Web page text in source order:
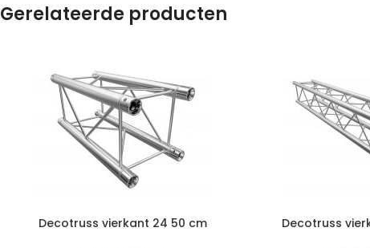
Gerelateerde producten
Decotruss vierkant 24 50 cm Decotruss